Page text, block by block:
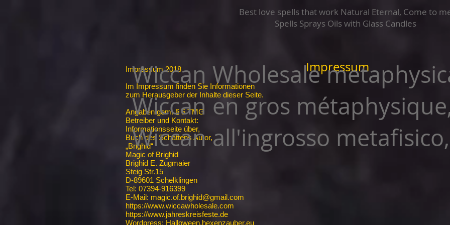
Best love spells that work Natural Eternal, Come to
Spells Sprays Oils with Glass Candles
Wiccan Wholesale
Wiccan en gros
Wiccan all'ingrosso metafisico,
Impressum
Impressum 2018
Im Impressum finden Sie Informationen
zum Herausgeber der Inhalte dieser Seite.
Angaben gem. § 5 TMG
Betreiber und Kontakt:
Informationsseite über,
Buch des Schattens Autor,
„Brighid“
Magic of Brighid
Brighid E. Zugmaier
Steig Str.15
D-89601 Schelklingen
Tel: 07394-916399
E-Mail: magic.of.brighid@gmail.com
https://www.wiccawholesale.com
https://www.jahreskreisfeste.de
Wordpress: Halloween.hexenzauber.eu